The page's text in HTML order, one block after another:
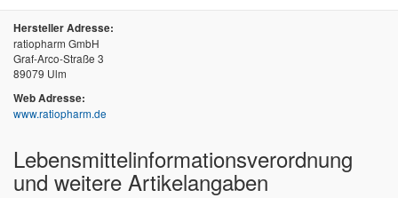
Hersteller Adresse:
ratiopharm GmbH
Graf-Arco-Straße 3
89079 Ulm
Web Adresse:
www.ratiopharm.de
Lebensmittel­informations­verordnung
und weitere Artikelangaben